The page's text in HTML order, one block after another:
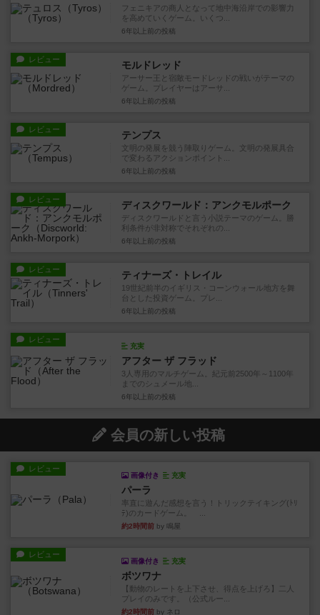
フェニキアの商人となって地中海沿岸での影響力
を高めていくゲーム。いくつ...
6年以上前 の投稿
レビュー モルドレッド
アーサー王と宿敵モードレッドの戦いがテーマの
ゲーム。プレイヤーはアーサ...
6年以上前 の投稿
レビュー テンプス
文明の発展を競う陣取りゲーム。文明の発展具合
で変わるアクションポイント...
6年以上前 の投稿
レビュー ディスクワールド：アンクモルポーク
ディスクワールドと言う小説テーマのゲーム。勝
利条件が非対称でそれぞれの...
6年以上前 の投稿
レビュー ティナーズ・トレイル
19世紀前半のイギリス・コーンウォール地方を舞
台とした投資ゲーム。プレ...
6年以上前 の投稿
レビュー
充実
アフター ザ フラッド
3人専用のマルチゲーム。紀元前2500年～1100年
までのシュメール地...
6年以上前 の投稿
会員の新しい投稿
レビュー
画像付き 充実
パーラ
率直に遊んだ感想を言う！トリックテイキング(ﾄﾘ
ﾃ)のカードゲーム。 ...
約2時間前 by 鳴屋
レビュー
画像付き 充実
ボツワナ
【動物のレートを上下させ、得点を上げろ】二人
プレイのみです。（公式ルー...
約2時間前 by ネロ